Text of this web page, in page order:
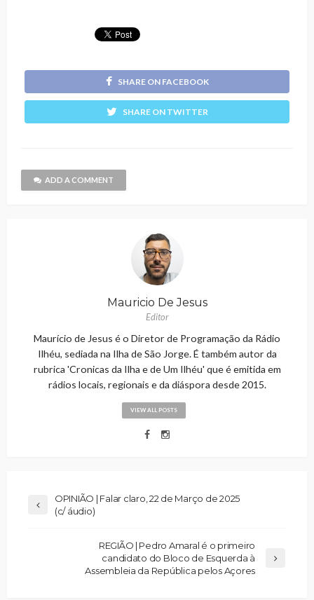
SHARE ON FACEBOOK
SHARE ON TWITTER
ADD A COMMENT
Mauricio De Jesus
Editor
Maurício de Jesus é o Diretor de Programação da Rádio
Ilhéu, sediada na Ilha de São Jorge. É também autor da
rubrica 'Cronicas da Ilha e de Um Ilhéu' que é emitida em
rádios locais, regionais e da diáspora desde 2015.
VIEW ALL POSTS
OPINIÃO | Falar claro, 22 de Março de 2025
(c/ áudio)
REGIÃO | Pedro Amaral é o primeiro
candidato do Bloco de Esquerda à
Assembleia da República pelos Açores